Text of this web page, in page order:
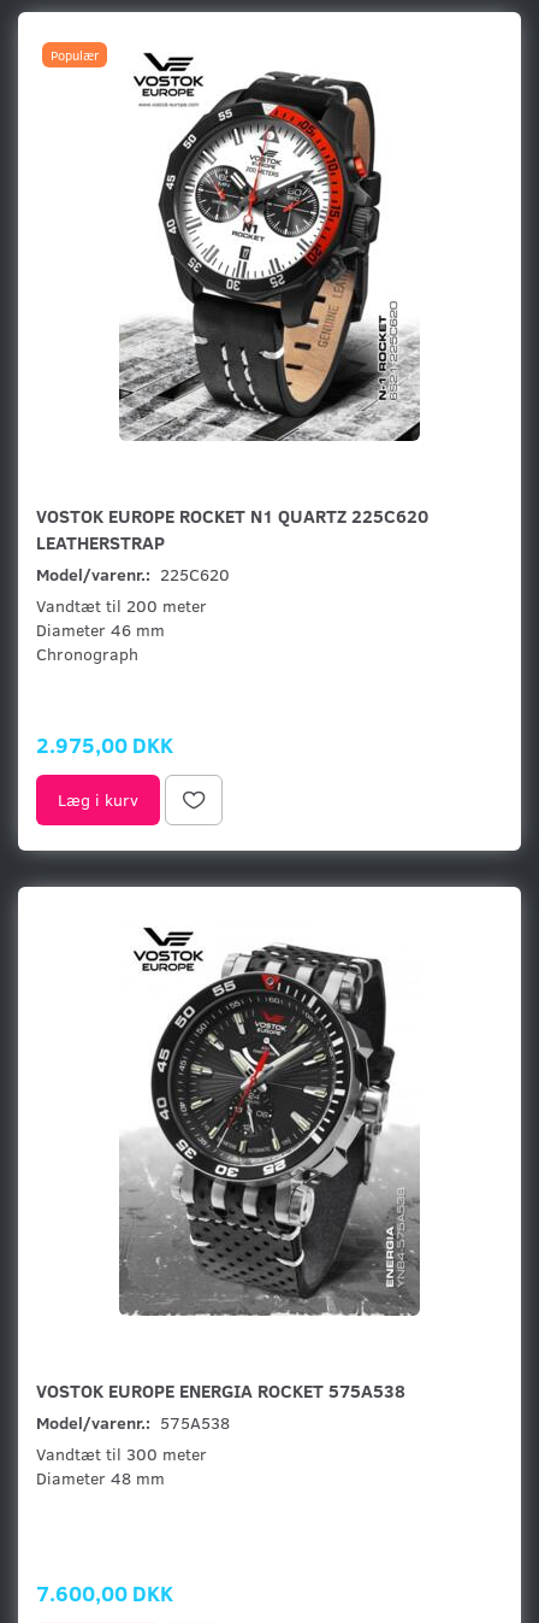
Populær
VOSTOK EUROPE ROCKET N1 QUARTZ 225C620
LEATHERSTRAP
Model/varenr.: 225C620
Vandtæt til 200 meter
Diameter 46 mm
Chronograph
2.975,00 DKK
Læg i kurv
VOSTOK EUROPE ENERGIA ROCKET 575A538
Model/varenr.: 575A538
Vandtæt til 300 meter
Diameter 48 mm
7.600,00 DKK